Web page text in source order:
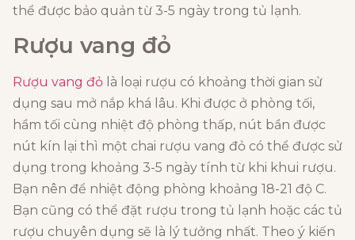
thể được bảo quản từ 3-5 ngày trong tủ lạnh.
Rượu vang đỏ
Rượu vang đỏ là loại rượu có khoảng thời gian sử
dụng sau mở nắp khá lâu. Khi được ở phòng tối,
hầm tối cùng nhiệt độ phòng thấp, nút bần được
nút kín lại thì một chai rượu vang đỏ có thể được sử
dụng trong khoảng 3-5 ngày tính từ khi khui rượu.
Bạn nên để nhiệt động phòng khoảng 18-21 độ C.
Bạn cũng có thể đặt rượu trong tủ lạnh hoặc các tủ
rượu chuyên dụng sẽ là lý tưởng nhất. Theo ý kiến